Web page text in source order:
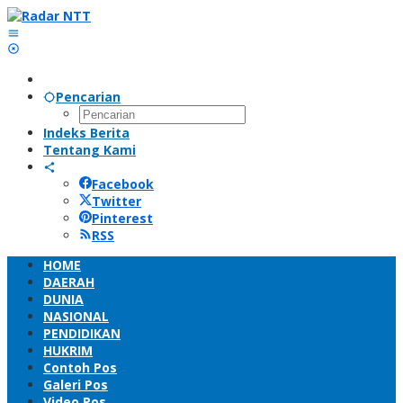
Lewati
ke
konten
Pencarian
Indeks Berita
Tentang Kami
Facebook
Twitter
Pinterest
RSS
HOME
DAERAH
DUNIA
NASIONAL
PENDIDIKAN
HUKRIM
Contoh Pos
Galeri Pos